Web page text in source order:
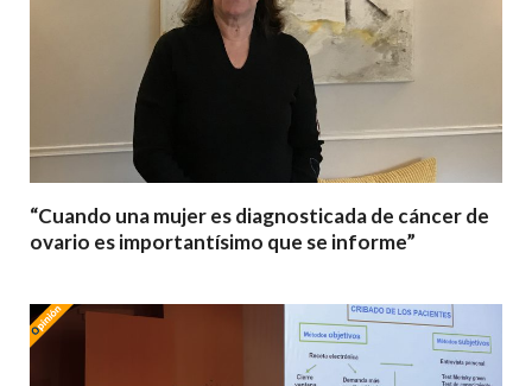
“Cuando una mujer es diagnosticada de cáncer de
ovario es importantísimo que se informe”